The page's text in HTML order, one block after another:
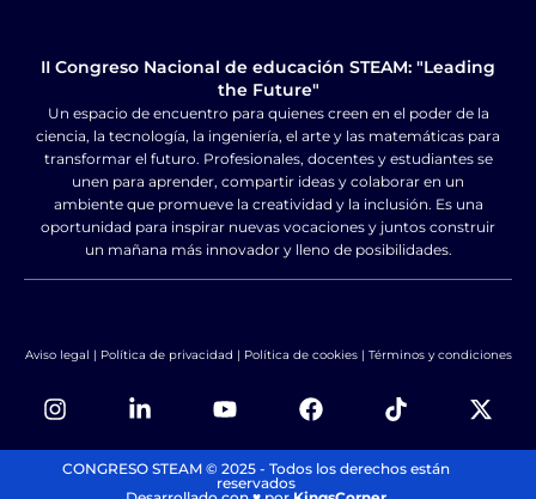
II Congreso Nacional de educación STEAM: "Leading
the Future"
Un espacio de encuentro para quienes creen en el poder de la
ciencia, la tecnología, la ingeniería, el arte y las matemáticas para
transformar el futuro. Profesionales, docentes y estudiantes se
unen para aprender, compartir ideas y colaborar en un
ambiente que promueve la creatividad y la inclusión. Es una
oportunidad para inspirar nuevas vocaciones y juntos construir
un mañana más innovador y lleno de posibilidades.
Aviso legal | Política de privacidad | Política de cookies| Términos y condiciones
CONGRESO STEAM © 2025 - Todos los derechos están
reservados